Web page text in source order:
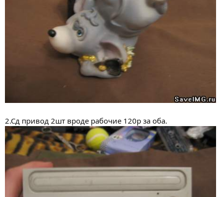
2.Сд привод 2шт вроде рабочие 120р за оба.